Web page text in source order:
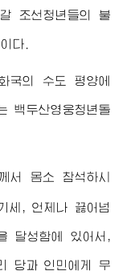
조선청년들의 불
다.
국의 수도 평양에
백두산영웅청년돌
서 몸소 참석하시
세, 언제나 끓어넘
달성함에 있어서,
당과 인민에게 무